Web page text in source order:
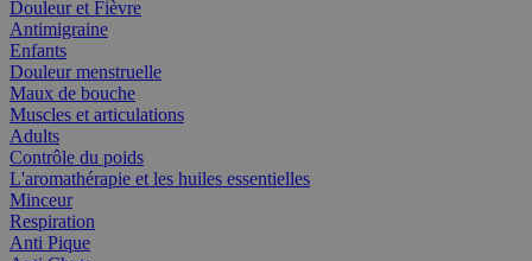
Douleur et Fièvre
Antimigraine
Enfants
Douleur menstruelle
Maux de bouche
Muscles et articulations
Adults
Contrôle du poids
L'aromathérapie et les huiles essentielles
Minceur
Respiration
Anti Pique